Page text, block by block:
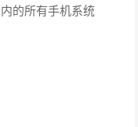
的所有手机系统